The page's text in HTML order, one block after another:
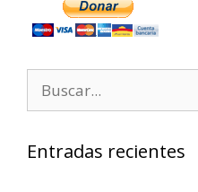
Entradas recientes